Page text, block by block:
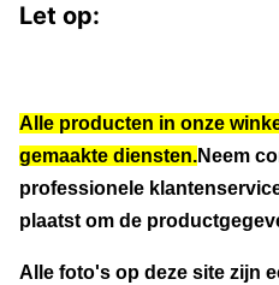
Let op:
Alle producten in onze
gemaakte diensten.Neem
professionele
plaatst om de
Alle foto's op deze site zijn